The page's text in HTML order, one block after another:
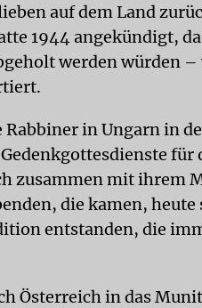
auf dem Land
1944 angekündigt,
werden würden –
in Ungarn in
für
zusammen mit ihrem
die kamen,
entstanden, die
Österreich in das